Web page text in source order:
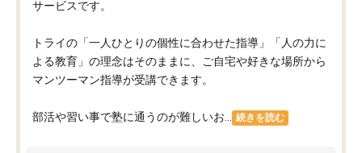
サービスです。
トライの「一人ひとりの個性に合わせた指導」「人の力に
よる教育」の理念はそのままに、ご自宅や好きな場所から
マンツーマン指導が受講できます。
部活や習い事で塾に通うのが難しいお... 続きを読む